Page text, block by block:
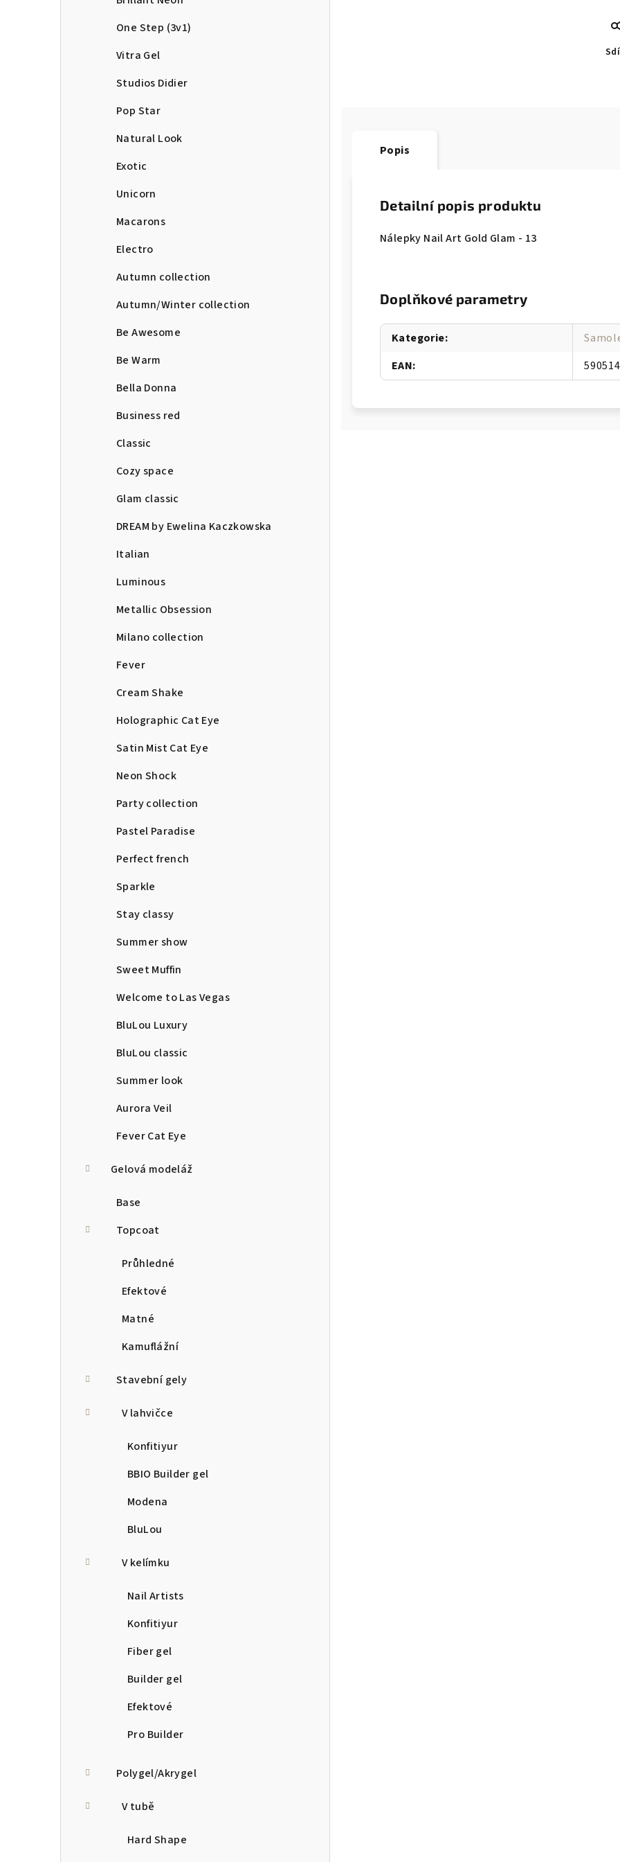
One Step (3v1)
Vitra Gel
Studios Didier
Pop Star
Natural Look
Exotic
Unicorn
Macarons
Electro
Autumn collection
Autumn/Winter collection
Be Awesome
Be Warm
Bella Donna
Business red
Classic
Cozy space
Glam classic
DREAM by Ewelina Kaczkowska
Italian
Luminous
Metallic Obsession
Milano collection
Fever
Cream Shake
Holographic Cat Eye
Satin Mist Cat Eye
Neon Shock
Party collection
Pastel Paradise
Perfect french
Sparkle
Stay classy
Summer show
Sweet Muffin
Welcome to Las Vegas
BluLou Luxury
BluLou classic
Summer look
Aurora Veil
Fever Cat Eye
Gelová modeláž
Base
Topcoat
Průhledné
Efektové
Matné
Kamuflážní
Stavební gely
V lahvičce
Konfitiyur
BBIO Builder gel
Modena
BluLou
V kelímku
Nail Artists
Konfitiyur
Fiber gel
Builder gel
Efektové
Pro Builder
Polygel/Akrygel
V tubě
Hard Shape
Popis
Detailní popis produktu
Nálepky Nail Art Gold Glam - 13
Doplňkové parametry
Kategorie:
EAN: